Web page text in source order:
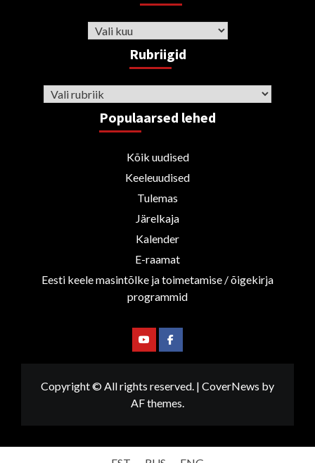
Arhiiv
Rubriigid
Rubriigid
Populaarsed lehed
Kõik uudised
Keeleuudised
Tulemas
Järelkaja
Kalender
E-raamat
Eesti keele masintõlke ja toimetamise / õigekirja
programmid
YoutubeFacebook
Copyright © All rights reserved. | CoverNews by
AF themes.